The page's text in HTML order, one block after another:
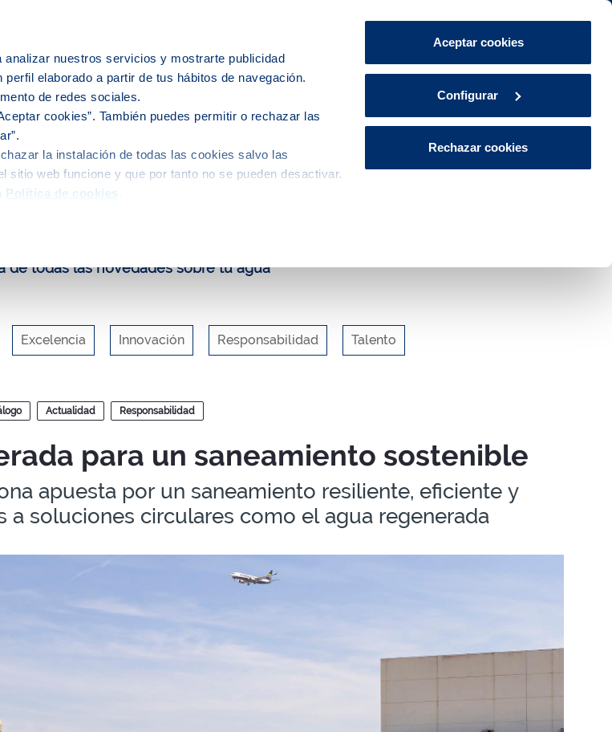
nuestros servicios y mostrarte publicidad
elaborado a partir de tus hábitos de navegación.
de redes sociales.
cookies”. También puedes permitir o rechazar las
la instalación de todas las cookies salvo las
sitio web funcione y que por tanto no se pueden desactivar.
Política de cookies
Aceptar cookies
Configurar
Rechazar cookies
CA ES Área de Clientes
El agua en tu ciudad Explora, educa y participa Contacto
Agua regenerada para un saneamiento sostenible
de todas las novedades sobre tu agua
Excelencia Innovación Responsabilidad Talento
Actualidad Responsabilidad
para un saneamiento sostenible
apuesta por un saneamiento resiliente, eficiente y
a soluciones circulares como el agua regenerada